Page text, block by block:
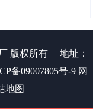
版权所有
地址：
备09007805号-9 网
地图